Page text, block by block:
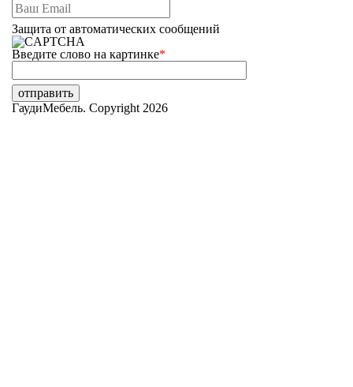
Защита от автоматических сообщений
Введите слово на картинке*
ГаудиМебель. Copyright 2026